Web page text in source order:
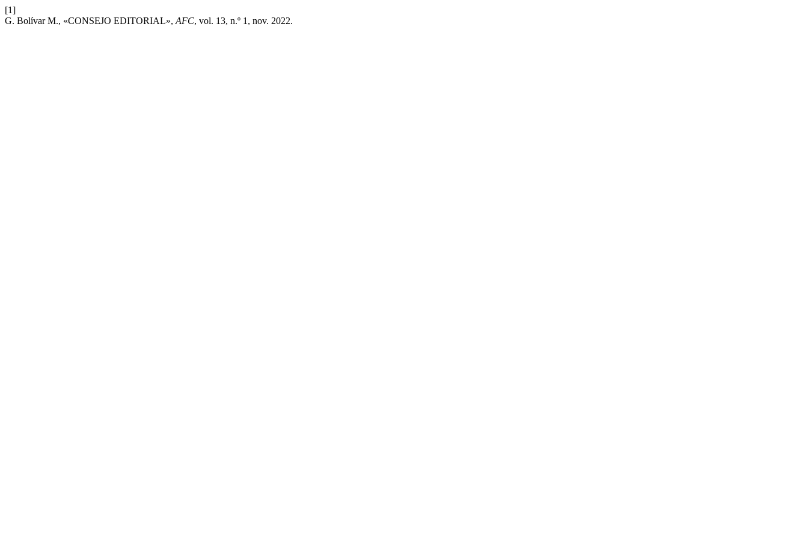
[1]
G. Bolívar M., «CONSEJO EDITORIAL», AFC, vol. 13, n.º 1, nov. 2022.